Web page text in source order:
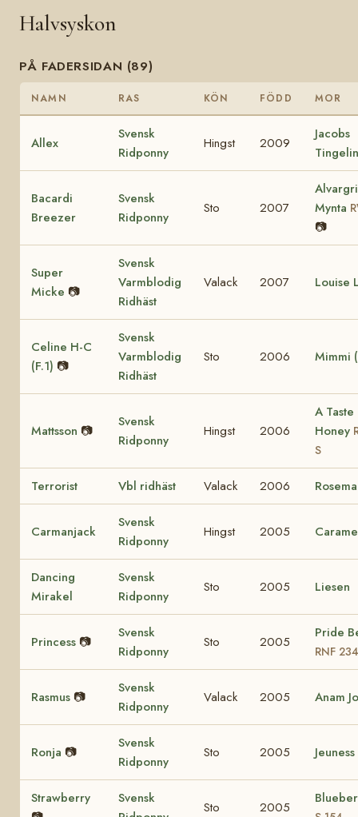
Halvsyskon
PÅ FADERSIDAN (89)
NAMN RAS KÖN FÖDD MOR
Allex
Svensk
Ridponny
Hingst 2009
Jacobs
Bacardi
Breezer
Svensk
Ridponny
Sto 2007
Mynta
📷
Super
Micke 📷
Svensk
Varmblodig
Ridhäst
Valack 2007 Louise
Celine H-C
(F.1) 📷
Svensk
Varmblodig
Ridhäst
Sto 2006 Mimmi
Mattsson 📷
Svensk
Ridponny
Hingst 2006
A Taste
Honey
S
Terrorist Vbl ridhäst Valack 2006
Carmanjack
Svensk
Ridponny
Hingst 2005
Dancing
Mirakel
Svensk
Ridponny
Sto 2005 Liesen
Princess 📷
Svensk
Ridponny
Sto 2005
Pride
RNF
Rasmus 📷
Svensk
Ridponny
Valack 2005 Anam
Ronja 📷
Svensk
Ridponny
Sto 2005 Jeuness
Strawberry
Svensk
Sto 2005